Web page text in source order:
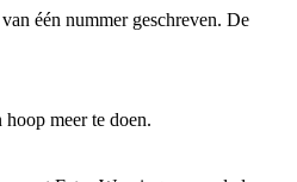
één nummer geschreven. De
meer te doen.